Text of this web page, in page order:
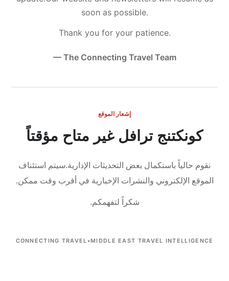
soon as possible.
Thank you for your patience.
— The Connecting Travel Team
إشعار الموقع
كونكتنج ترافل غير متاح مؤقتاً
نقوم حالياً باستكمال بعض التحديثات الإدارية.سيتم استئناف
الموقع الإلكتروني والنشرات الإخبارية في أقرب وقت ممكن.
شكراً لتفهمكم.
CONNECTING TRAVEL •MIDDLE EAST TRAVEL INTELLIGENCE